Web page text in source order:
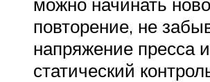
повторение, не
напряжение пресса
статический